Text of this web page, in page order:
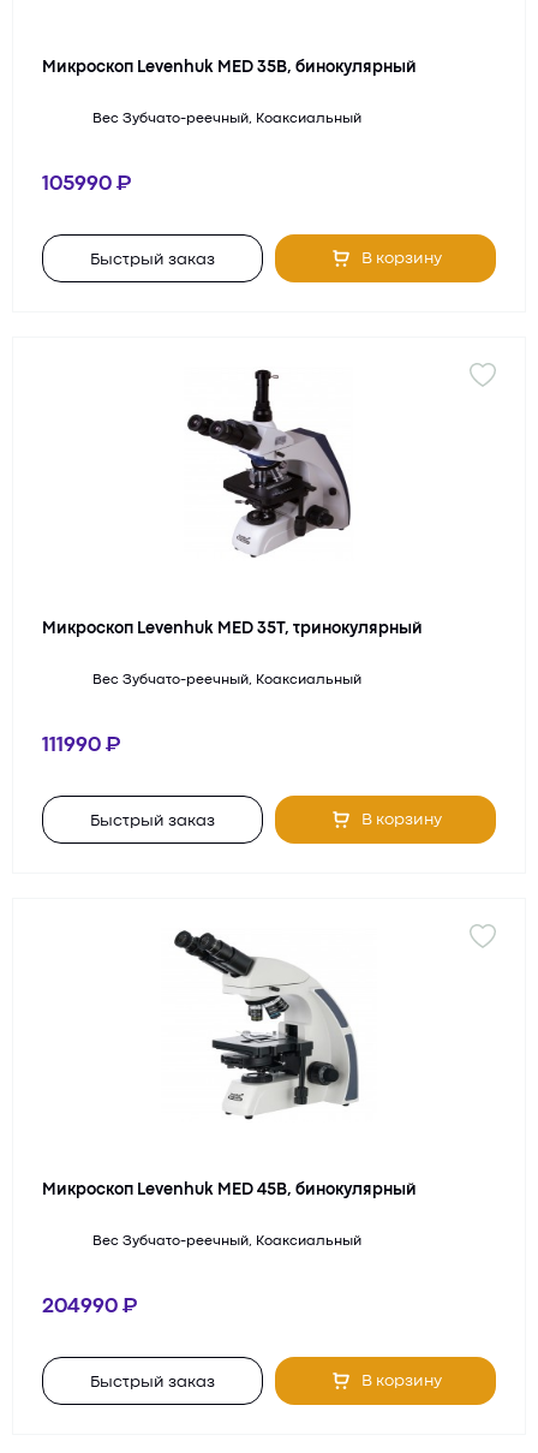
Микроскоп Levenhuk MED 35B, бинокулярный
Вес Зубчато-реечный, Коаксиальный
105990
Быстрый заказ В корзину
Микроскоп Levenhuk MED 35T, тринокулярный
Вес Зубчато-реечный, Коаксиальный
111990
Быстрый заказ В корзину
Микроскоп Levenhuk MED 45B, бинокулярный
Вес Зубчато-реечный, Коаксиальный
204990
Быстрый заказ В корзину